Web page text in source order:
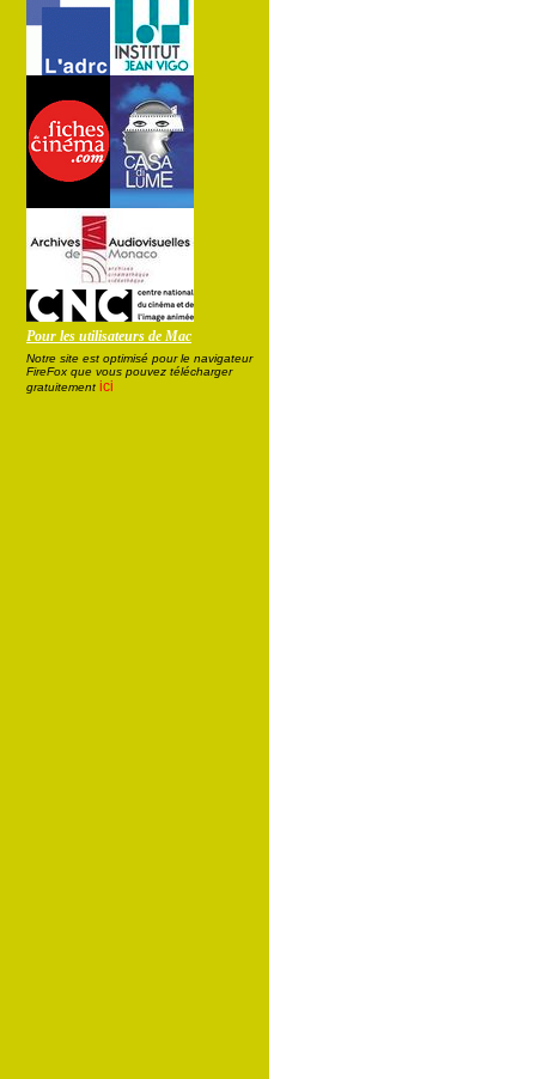
Pour les utilisateurs de Mac
Notre site est optimisé pour le navigateur
FireFox que vous pouvez télécharger
gratuitement ici